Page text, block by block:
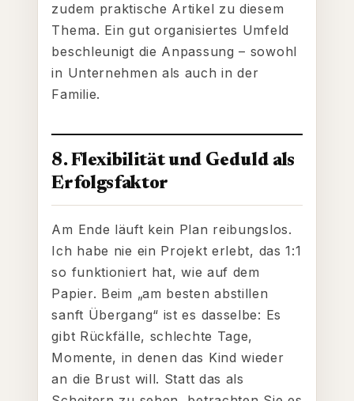
zudem praktische Artikel zu diesem
Thema. Ein gut organisiertes Umfeld
beschleunigt die Anpassung – sowohl
in Unternehmen als auch in der
Familie.
8. Flexibilität und Geduld als
Erfolgsfaktor
Am Ende läuft kein Plan reibungslos.
Ich habe nie ein Projekt erlebt, das 1:1
so funktioniert hat, wie auf dem
Papier. Beim „am besten abstillen
sanft Übergang“ ist es dasselbe: Es
gibt Rückfälle, schlechte Tage,
Momente, in denen das Kind wieder
an die Brust will. Statt das als